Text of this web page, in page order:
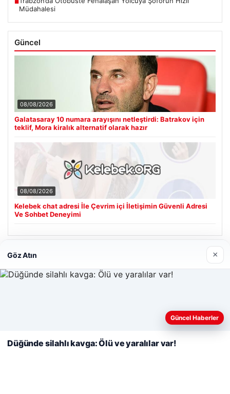
■
Müdahalesi
Güncel
08/08/2026
Galatasaray 10 numara arayışını netleştirdi: Batrakov için
teklif, Mora kiralık alternatif olarak hazır
08/08/2026
Kelebek chat adresi İle Çevrim içi İletişimin Güvenli Adresi
Ve Sohbet Deneyimi
Son Eklenen Firmalar
Cengiz Sigorta
deneyiminizi kişiselleştirmek ve geliştirmek amacıyla çerezler
Reddet Kabul Et
Göz Atın ×
Güncel Haberler
Düğünde silahlı kavga: Ölü ve yaralılar var!